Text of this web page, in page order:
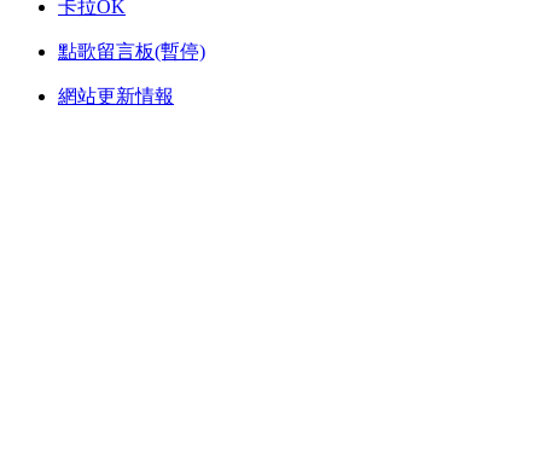
卡拉OK
點歌留言板(暫停)
網站更新情報